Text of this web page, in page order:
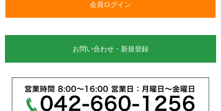
会員ログイン
お問い合わせ・新規登録